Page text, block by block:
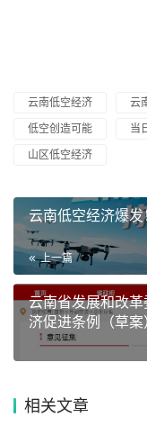
云南低空经济 云
低空创造可能
当
山区低空经济
云南低空经济爆
上一篇
云南省发展和改
济促进条例（草
相关文章